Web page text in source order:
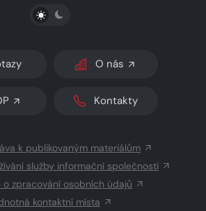
PŘEPNOUT SVĚTLÝ/TMAVÝ REŽIM
O nás
Kontakty
k publikovaným materiálům
služby informační společnosti
o zpracování osobních údajů
kontaktní místa